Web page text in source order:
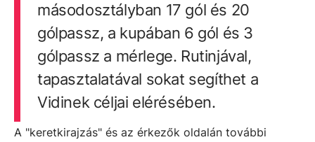
másodosztályban 17 gól és 20
gólpassz, a kupában 6 gól és 3
gólpassz a mérlege. Rutinjával,
tapasztalatával sokat segíthet a
Vidinek céljai elérésében.
A "keretkirajzás" és az érkezők oldalán további